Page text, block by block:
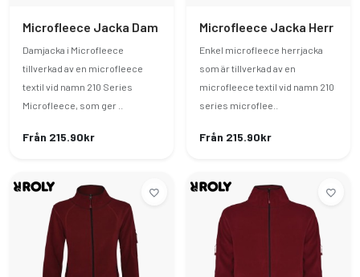
Microfleece Jacka Dam
Damjacka i Microfleece
tillverkad av en microfleece
textil vid namn 210 Series
Microfleece, som ger ..
Från 215.90kr
Microfleece Jacka Herr
Enkel microfleece herrjacka
som är tillverkad av en
microfleece textil vid namn 210
series microflee..
Från 215.90kr